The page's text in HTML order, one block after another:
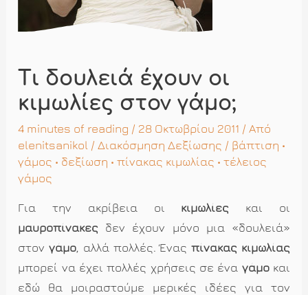
Τι δουλειά έχουν οι
κιμωλίες στον γάμο;
4 minutes of reading / 28 Οκτωβρίου 2011 / Από
elenitsanikol /Διακόσμηση Δεξίωσης / βάπτιση •
γάμος • δεξίωση •πίνακας κιμωλίας •τέλειος
γάμος
Για την ακρίβεια οι κιμωλίες και οι
μαυροπίνακες δεν έχουν μόνο μια «δουλειά»
στον γάμο, αλλά πολλές. Έναςπίνακας κιμωλίας
μπορεί να έχει πολλές χρήσεις σε ένα γάμοκαι
εδώ θα μοιραστούμε μερικές ιδέες για τον